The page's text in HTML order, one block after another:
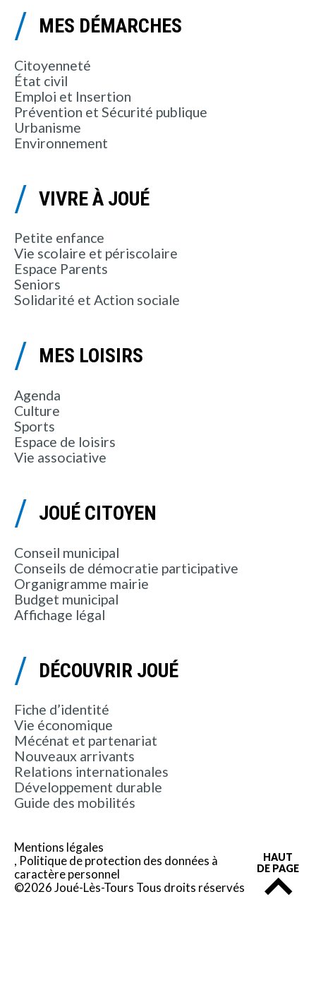
MES DÉMARCHES
Citoyenneté
État civil
Emploi et Insertion
Prévention et Sécurité publique
Urbanisme
Environnement
VIVRE À JOUÉ
Petite enfance
Vie scolaire et périscolaire
Espace Parents
Seniors
Solidarité et Action sociale
MES LOISIRS
Agenda
Culture
Sports
Espace de loisirs
Vie associative
JOUÉ CITOYEN
Conseil municipal
Conseils de démocratie participative
Organigramme mairie
Budget municipal
Affichage légal
DÉCOUVRIR JOUÉ
Fiche d’identité
Vie économique
Mécénat et partenariat
Nouveaux arrivants
Relations internationales
Développement durable
Guide des mobilités
Mentions légales
Politique de protection des données à
caractère personnel
©2026 Joué-Lès-Tours Tous droits réservés
HAUT
DE PAGE